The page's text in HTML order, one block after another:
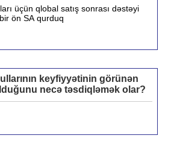
üçün qlobal satış sonrası dəstəyi
ön SA qurduq
keyfiyyətinin görünən
necə təsdiqləmək olar?